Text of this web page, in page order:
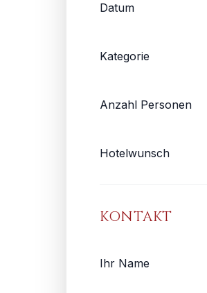
Datum
Kategorie
Anzahl Personen
Hotelwunsch
KONTAKT
Ihr Name